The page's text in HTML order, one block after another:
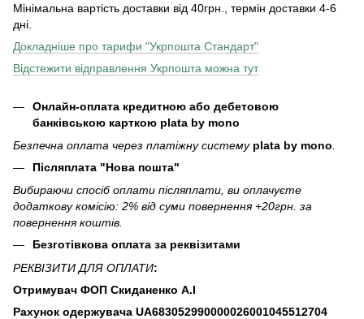
Мінімальна вартість доставки від 40грн., термін доставки 4-6
дні.
Докладніше про тарифи "Укрпошта Стандарт"
Відстежити відправлення Укрпошта можна тут
Онлайн-оплата кредитною або дебетовою
банківською карткою plata by mono
Безпечна оплата через платіжну систему plata by mono
Післяплата "Нова пошта"
Вибираючи спосіб оплати післяплати, ви оплачуєте
додаткову комісію: 2% від суми повернення +20грн. за
повернення коштів.
Безготівкова оплата за реквізитами
РЕКВІЗИТИ ДЛЯ ОПЛАТИ:
Отримувач ФОП Скиданенко А.І
Рахунок одержувача UA683052990000026001045512704